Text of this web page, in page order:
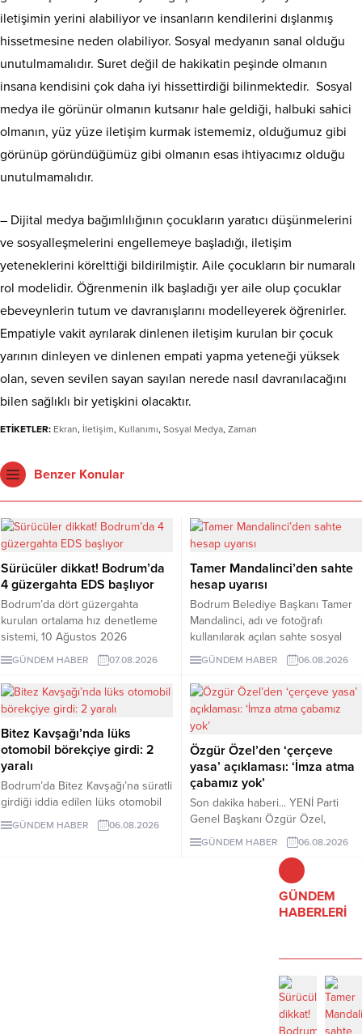
iletişimin yerini alabiliyor ve insanların kendilerini dışlanmış
hissetmesine neden olabiliyor. Sosyal medyanın sanal olduğu
unutulmamalıdır. Suret değil de hakikatin peşinde olmanın
insana kendisini çok daha iyi hissettirdiği bilinmektedir. Sosyal
medya ile görünür olmanın kutsanır hale geldiği, halbuki sahici
olmanın, yüz yüze iletişim kurmak istememiz, olduğumuz gibi
görünüp göründüğümüz gibi olmanın esas ihtiyacımız olduğu
unutulmamalıdır.
– Dijital medya bağımlılığının çocukların yaratıcı düşünmelerini
ve sosyalleşmelerini engellemeye başladığı, iletişim
yeteneklerini körelttiği bildirilmiştir. Aile çocukların bir numaralı
rol modelidir. Öğrenmenin ilk başladığı yer aile olup çocuklar
ebeveynlerin tutum ve davranışlarını modelleyerek öğrenirler.
Empatiyle vakit ayrılarak dinlenen iletişim kurulan bir çocuk
yarının dinleyen ve dinlenen empati yapma yeteneği yüksek
olan, seven sevilen sayan sayılan nerede nasıl davranılacağını
bilen sağlıklı bir yetişkini olacaktır.
ETİKETLER: Ekran, İletişim, Kullanımı, Sosyal Medya, Zaman
Benzer Konular
Sürücüler dikkat! Bodrum’da
4 güzergahta EDS başlıyor
Bodrum’da dört güzergahta
kurulan ortalama hız denetleme
sistemi, 10 Ağustos 2026
Pazartesi günü devreye girecek.
İşte EDS uygulanacak yollar.
GÜNDEM HABER 07.08.2026
Tamer Mandalinci’den sahte
hesap uyarısı
Bodrum Belediye Başkanı Tamer
Mandalinci, adı ve fotoğrafı
kullanılarak açılan sahte sosyal
medya hesaplarına karşı uyarıda
bulundu. Mandalinci, tek resmî
hesabının @tamermandalinci
olduğunu açıkladı.
GÜNDEM HABER 06.08.2026
Bitez Kavşağı’nda lüks
otomobil börekçiye girdi: 2
yaralı
Bodrum’da Bitez Kavşağı’na süratli
girdiği iddia edilen lüks otomobil
börekçiye girdi. Kazada sürücü ve
GÜNDEM HABER 06.08.2026
Özgür Özel’den ‘çerçeve
yasa’ açıklaması: ‘İmza atma
çabamız yok’
Son dakika haberi... YENİ Parti
Genel Başkanı Özgür Özel,
çerçeve yasanın özensiz
hazırlandığını vurgulayarak "İmza
atma çabamız yok" dedi.
GÜNDEM HABER 06.08.2026
GÜNDEM
HABERLERİ